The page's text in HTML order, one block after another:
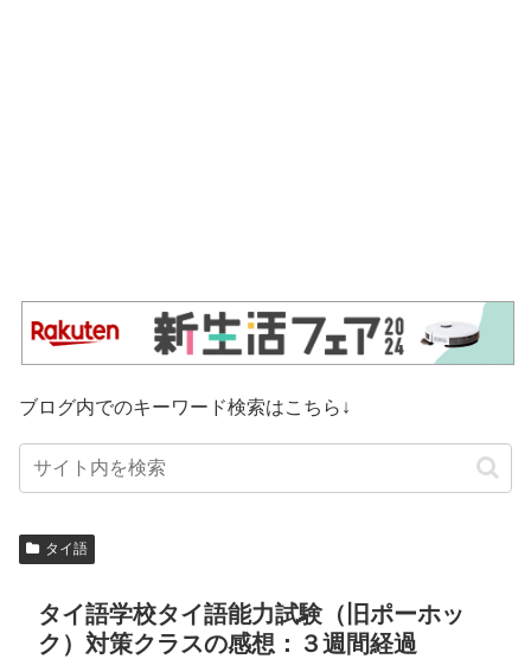
ブログ内でのキーワード検索はこちら↓
タイ語
タイ語学校タイ語能力試験（旧ポーホッ
ク）対策クラスの感想：３週間経過